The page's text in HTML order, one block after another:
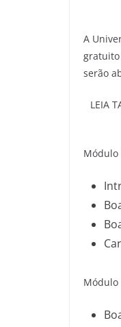
A
gratuito
serão
LEIA
Módulo
Módulo